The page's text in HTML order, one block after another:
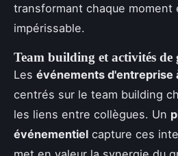
transformant chaque moment
impérissable.
Team building et activités de
Les événements d'entreprise
centrés sur le team building
les liens entre collègues. Un
événementiel capture ces